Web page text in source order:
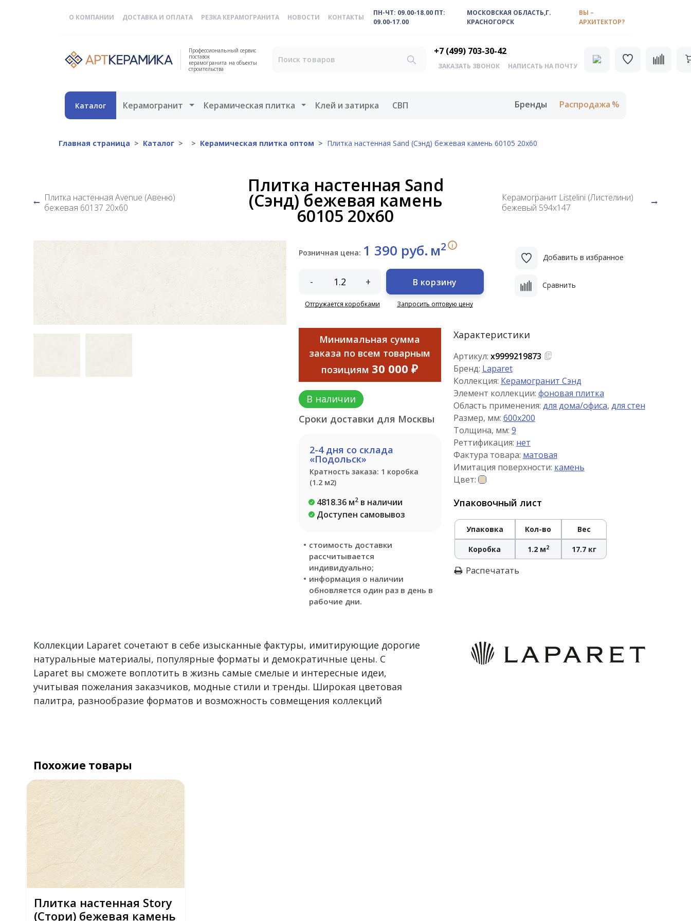
О КОМПАНИИ ДОСТАВКА И ОПЛАТА РЕЗКА КЕРАМОГРАНИТА НОВОСТИ КОНТАКТЫ
ПН-ЧТ: 09.00-18.00 ПТ:
09.00-17.00
МОСКОВСКАЯ ОБЛАСТЬ,Г.
КРАСНОГОРСК
ВЫ –
АРХИТЕКТОР?
Профессиональный сервис
поставок
керамогранита на объекты
строительства
+7 (499) 703-30-42
ЗАКАЗАТЬ ЗВОНОК НАПИСАТЬ НА ПОЧТУ
Каталог Керамогранит Открыть меню
Керамическая плитка Открыть меню
Клей и затирка СВП Бренды Распродажа
Главная страница Каталог Керамическая плитка оптом Плитка настенная Sand (Сэнд) бежевая камень 60105 20х60
Плитка настенная Avenue (Авеню)
бежевая 60137 20х60
Плитка настенная Sand
(Сэнд) бежевая камень
60105 20х60
Керамогранит Listelini (Листелини)
бежевый 594х147
Розничная цена: 1 390 руб. м2 i
- +
Отгружается коробками
В корзину
Запросить оптовую цену
Добавить в избранное
Сравнить
Минимальная сумма
заказа по всем товарным
позициям 30 000 ₽
В наличии
Сроки доставки для Москвы
2-4 дня со склада
«Подольск»
Кратность заказа: 1 коробка
(1.2 м2)
4818.36 м2в наличии
Доступен самовывоз
стоимость доставки
рассчитывается
индивидуально;
информация о наличии
обновляется один раз в день в
рабочие дни.
Характеристики
Артикул: х9999219873
Бренд: Laparet
Коллекция: Керамогранит Сэнд
Элемент коллекции: фоновая плитка
Область применения: для дома/офиса, для стен
Размер, мм: 600x200
Толщина, мм: 9
Реттификация: нет
Фактура товара: матовая
Имитация поверхности: камень
Цвет:
Упаковочный лист
Упаковка Кол-во Вес
Коробка 1.2 м2 17.7 кг
Распечатать
Коллекции Laparet сочетают в себе изысканные фактуры, имитирующие дорогие
натуральные материалы, популярные форматы и демократичные цены. С
Laparet вы сможете воплотить в жизнь самые смелые и интересные идеи,
учитывая пожелания заказчиков, модные стили и тренды. Широкая цветовая
палитра, разнообразие форматов и возможность совмещения коллекций
Похожие товары
Плитка настенная Story
(Стори) бежевая камень